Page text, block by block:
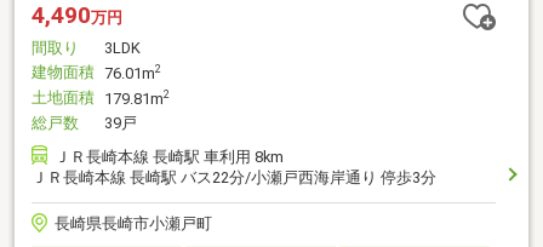
4,490万円
間取り
3LDK
建物面積 76.01m2
土地面積 179.81m2
総戸数
39戸
ＪＲ長崎本線 長崎駅 車利用 8km
ＪＲ長崎本線 長崎駅 バス22分/小瀬戸西海岸通り 停歩3分
長崎県長崎市小瀬戸町